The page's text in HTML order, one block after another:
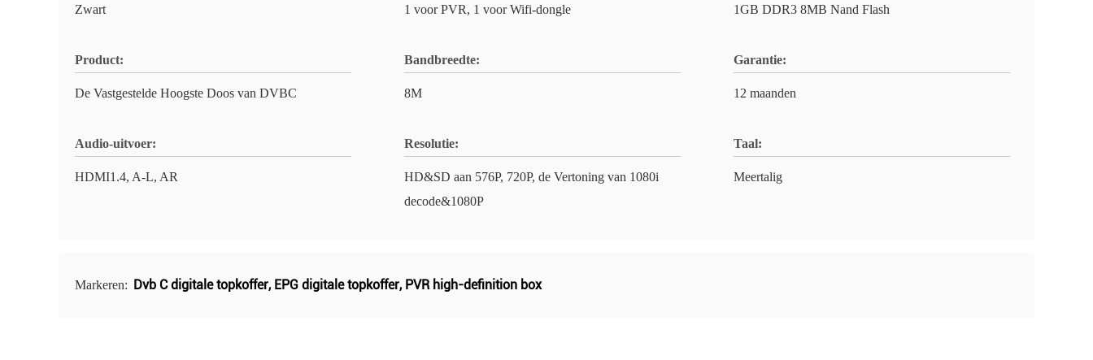
Zwart 1 voor PVR, 1 voor Wifi-dongle 1GB DDR3 8MB Nand Flash
Product:
De Vastgestelde Hoogste Doos van DVBC
Bandbreedte:
8M
Garantie:
12 maanden
Audio-uitvoer:
HDMI1.4, A-L, AR
Resolutie:
HD&SD aan 576P, 720P, de Vertoning van 1080i
decode&1080P
Taal:
Meertalig
Markeren: Dvb C digitale topkoffer, EPG digitale topkoffer, PVR high-definition box